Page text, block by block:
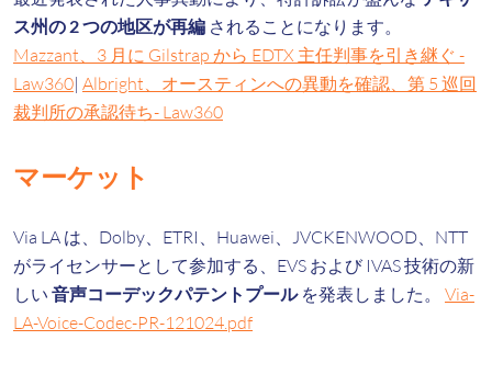
ス州の 2 つの地区が再編 されることになります。
Mazzant、3 月に Gilstrap から EDTX 主任判事を引き継ぐ -
Law360| Albright、オースティンへの異動を確認、第 5 巡回
裁判所の承認待ち- Law360
マーケット
Via LA は、Dolby、ETRI、Huawei、JVCKENWOOD、NTT
がライセンサーとして参加する、EVS および IVAS 技術の新
しい 音声コーデックパテントプールを発表しました。 Via-
LA-Voice-Codec-PR-121024.pdf